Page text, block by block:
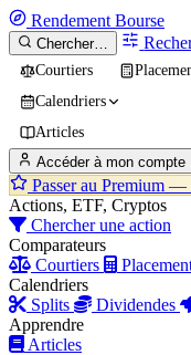
Rendement Bourse
Chercher…
Courtiers
Calendriers
Articles
Accéder à mon compte
Passer au Premium —
Actions, ETF, Cryptos
Chercher une action
Comparateurs
Courtiers
Calendriers
Splits
Dividendes
Apprendre
Articles